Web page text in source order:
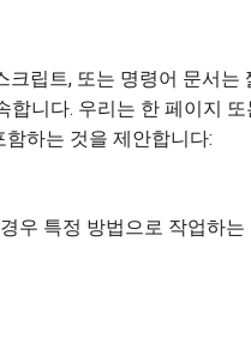
크립트, 또는 명령어 문서
합니다. 우리는 한 페이지
하는 것을 제안합니다:
우 특정 방법으로 작업하는